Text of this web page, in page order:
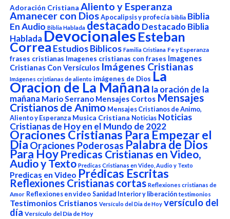
Adoración Cristiana Aliento y Esperanza
Amanecer con Dios Apocalipsis y profecía biblia Biblia
En Audio Biblia Hablada destacado Destacado Biblia
HabladaDevocionalesEsteban
Correa Estudios Biblicos Familia Cristiana Fe y Esperanza
frases cristianas Imagenes cristianas con frases Imagenes
Cristianas Con Versículos Imágenes Cristianas
Imágenes cristianas de aliento imágenes de Dios La
Oracion de La Mañana la oración de la
mañana Mario Serrano Mensajes Cortos Mensajes
Cristianos de Animo Mensajes Cristianos de Animo,
Aliento y Esperanza Musica Cristiana Noticias Noticias
Cristianas de Hoy en el Mundo de 2022
Oraciones Cristianas Para Empezar el
Dia Oraciones Poderosas Palabra de Dios
Para Hoy Predicas Cristianas en Video,
Audio y Texto Predicas Cristianas en Video, Audio y Texto
Predicas en Video Prédicas Escritas
Reflexiones Cristianas cortas Reflexiones cristianas de
Amor Reflexiones en video Sanidad Interior y liberación testimonios
Testimonios Cristianos Versículo del Dia de Hoy versículo del
día Versículo del Día de Hoy